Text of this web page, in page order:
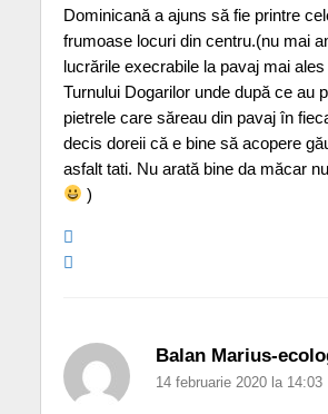
Dominicană a ajuns să fie printre
frumoase locuri din centru.(nu mai
lucrările execrabile la pavaj mai
Turnului Dogarilor unde după ce au
pietrele care săreau din pavaj în
decis doreii că e bine să acopere
asfalt tati. Nu arată bine da măcar
)
Balan Marius-
14 februarie 2020 la 14:03